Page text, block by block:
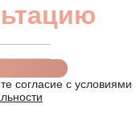
согласие с условиями